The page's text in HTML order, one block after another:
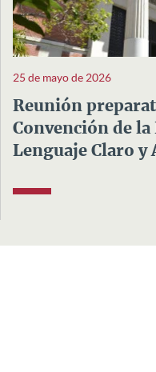
25 de mayo de 2026
Reunión
Convención de la
Lenguaje Claro y